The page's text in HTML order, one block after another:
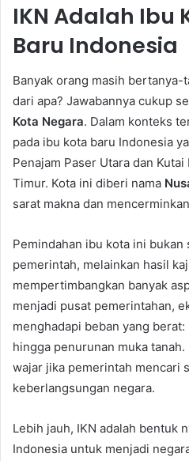
IKN Adalah Ibu
Baru Indonesia
Banyak orang masih bertanya-
dari apa? Jawabannya cukup
Kota Negara. Dalam konteks
pada ibu kota baru Indonesia
Penajam Paser Utara dan
Timur. Kota ini diberi nama
sarat makna dan
Pemindahan ibu kota ini bukan
pemerintah, melainkan hasil
mempertimbangkan banyak
menjadi pusat pemerintahan,
menghadapi beban yang
hingga penurunan muka
wajar jika pemerintah mencari
keberlangsungan negara.
Lebih jauh, IKN adalah bentuk
Indonesia untuk menjadi